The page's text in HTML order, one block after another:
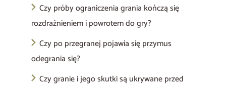
Czy próby ograniczenia grania kończą się
rozdrażnieniem i powrotem do gry?
Czy po przegranej pojawia się przymus
odegrania się?
Czy granie i jego skutki są ukrywane przed